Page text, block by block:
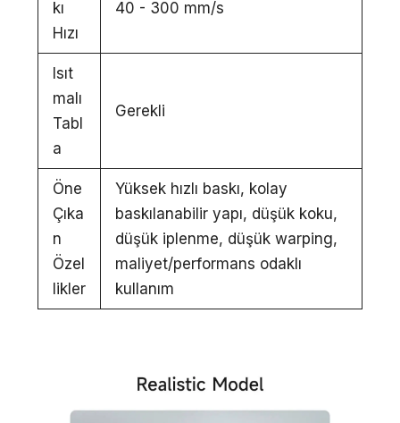
kı
Hızı
40 - 300 mm/s
Isıt
malı
Tabl
a
Gerekli
Öne
Çıka
n
Özel
likler
Yüksek hızlı baskı, kolay
baskılanabilir yapı, düşük koku,
düşük iplenme, düşük warping,
maliyet/performans odaklı
kullanım